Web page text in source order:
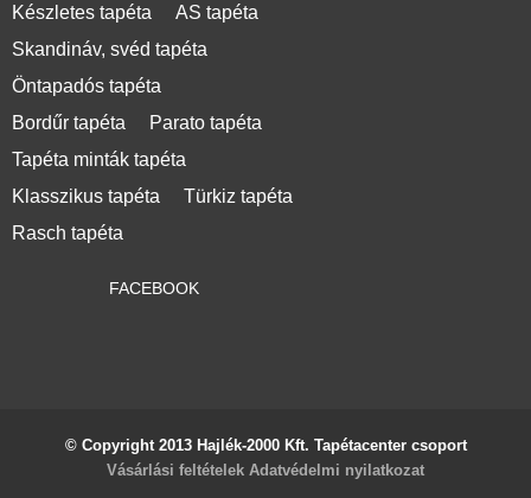
Készletes tapéta
AS tapéta
Skandináv, svéd tapéta
Öntapadós tapéta
Bordűr tapéta
Parato tapéta
Tapéta minták tapéta
Klasszikus tapéta
Türkiz tapéta
Rasch tapéta
FACEBOOK
© Copyright 2013 Hajlék-2000 Kft. Tapétacenter csoport
Vásárlási feltételek Adatvédelmi nyilatkozat